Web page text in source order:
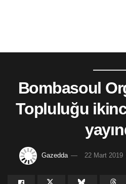
Bombasoul
Topluluğu
Gazedda 22 Mart 2019